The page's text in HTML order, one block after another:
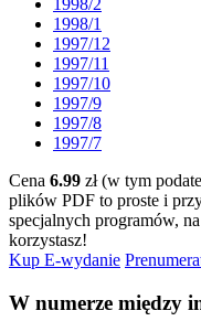
1998/1
1997/12
1997/11
1997/10
1997/9
1997/8
1997/7
Cena 6.99 zł (w tym
plików PDF to proste i
specjalnych programów,
korzystasz!
Kup E-wydanie
W numerze między